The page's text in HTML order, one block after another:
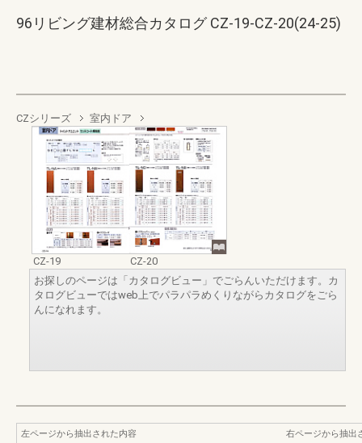
96リビング建材総合カタログ CZ-19-CZ-20(24-25)
CZシリーズ 室内ドア
CZ-19
CZ-20
お探しのページは「カタログビュー」でごらんいただけます。カ
タログビューではweb上でパラパラめくりながらカタログをごら
んになれます。
左ページから抽出された内容
右ページから抽出